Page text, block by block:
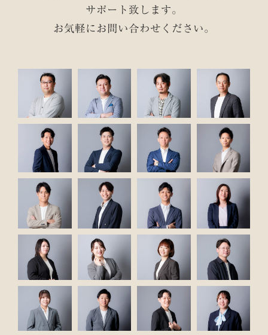
サポート致します。
お気軽にお問い合わせください。